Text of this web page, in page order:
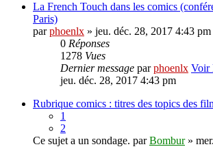
La French Touch dans les comics
Paris)
parphoenlx » jeu. déc. 28, 2017 4:43 pm
0 Réponses
1278 Vues
Dernier message parphoenlx Voir
jeu. déc. 28, 2017 4:43 pm
Rubrique comics : titres des topics des
1
2
Ce sujet a un sondage. parBombur»